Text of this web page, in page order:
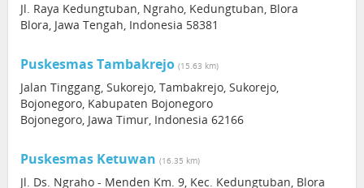
Jl. Raya Kedungtuban, Ngraho, Kedungtuban, Blora
Blora, Jawa Tengah, Indonesia 58381
Puskesmas Tambakrejo (15.63 km)
Jalan Tinggang, Sukorejo, Tambakrejo, Sukorejo,
Bojonegoro, Kabupaten Bojonegoro
Bojonegoro, Jawa Timur, Indonesia 62166
Puskesmas Ketuwan (16.35 km)
Jl. Ds. Ngraho - Menden Km. 9, Kec. Kedungtuban, Blora